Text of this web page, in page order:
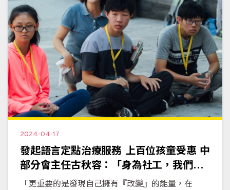
2024-04-17
發起語言定點治療服務 上百位孩童受惠 中
部分會主任古秋容：「身為社工，我們有
改變的能量！」
「更重要的是發現自己擁有『改變』的能量，在